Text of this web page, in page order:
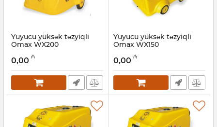
Yuyucu yüksək təzyiqli
Omax WX200
017011069
0,00 ₼
Yuyucu yüksək təzyiqli
Omax WX150
017011068
0,00 ₼